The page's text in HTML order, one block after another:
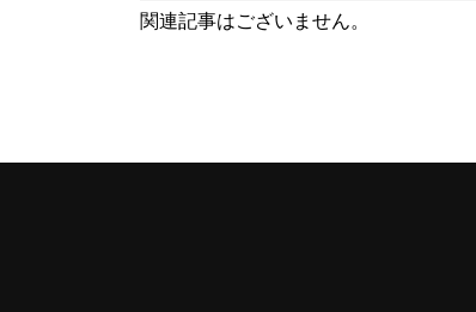
関連記事はございません。